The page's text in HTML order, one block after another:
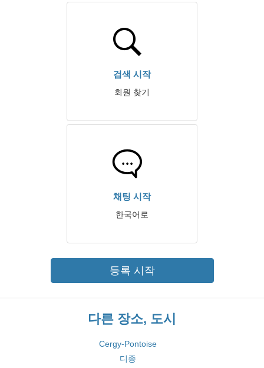
검색 시작
회원 찾기
채팅 시작
한국어로
등록 시작
다른 장소, 도시
Cergy-Pontoise
디종